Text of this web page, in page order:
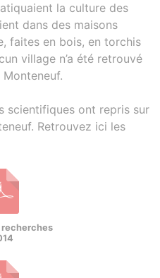
la culture des
dans des maisons
faites en bois, en torchis
village n’a été retrouvé
scientifiques ont repris sur
Retrouvez ici les
recherches